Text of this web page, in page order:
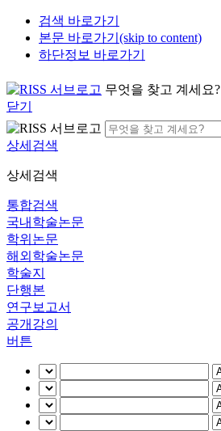
검색 바로가기
본문 바로가기(skip to content)
하단정보 바로가기
무엇을 찾고 계세요?
닫기
상세검색
상세검색
통합검색
국내학술논문
학위논문
해외학술논문
학술지
단행본
연구보고서
공개강의
버튼